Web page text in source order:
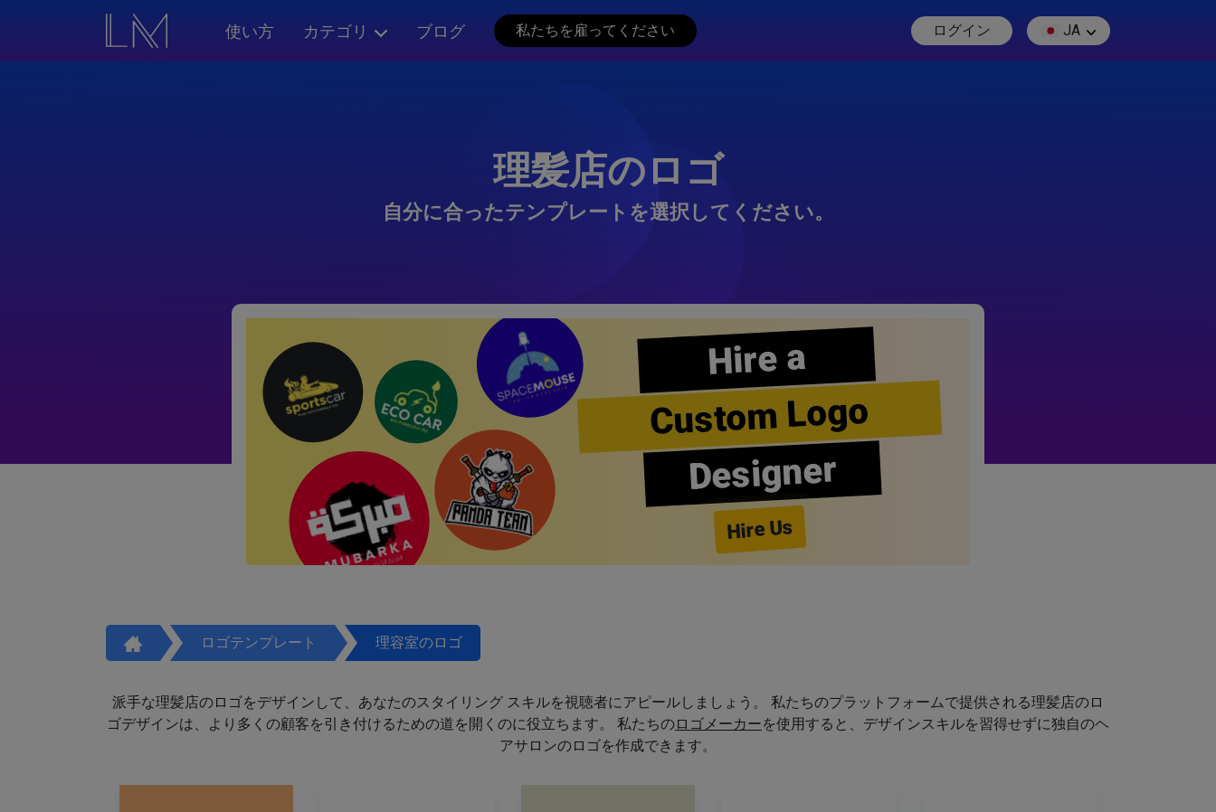
使い方 カテゴリ ブログ 私たちを雇ってください ログイン JA
理髪店のロゴ
自分に合ったテンプレートを選択してください。
Hire a
Custom Logo
Designer
Hire Us
ロゴテンプレート 理容室のロゴ
派手な理髪店のロゴをデザインして、あなたのスタイリング スキルを視聴者にアピールしましょう。 私たちのプラットフォームで提供される理髪店のロ
ゴデザインは、より多くの顧客を引き付けるための道を開くのに役立ちます。 私たちのロゴメーカーを使用すると、デザインスキルを習得せずに独自のヘ
アサロンのロゴを作成できます。